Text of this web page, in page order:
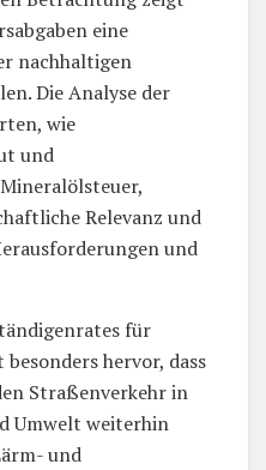
eine
nachhaltigen
Die Analyse der
wie
und
Relevanz und
und
für
hervor, dass
Straßenverkehr in
Umwelt weiterhin
und